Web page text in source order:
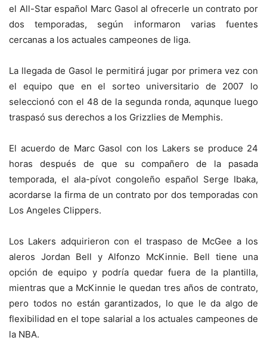
el All-Star español Marc Gasol al ofrecerle un contrato por
dos temporadas, según informaron varias fuentes
cercanas a los actuales campeones de liga.
La llegada de Gasol le permitirá jugar por primera vez con
el equipo que en el sorteo universitario de 2007 lo
seleccionó con el 48 de la segunda ronda, aqunque luego
traspasó sus derechos a los Grizzlies de Memphis.
El acuerdo de Marc Gasol con los Lakers se produce 24
horas después de que su compañero de la pasada
temporada, el ala-pívot congoleño español Serge Ibaka,
acordarse la firma de un contrato por dos temporadas con
Los Angeles Clippers.
Los Lakers adquirieron con el traspaso de McGee a los
aleros Jordan Bell y Alfonzo McKinnie. Bell tiene una
opción de equipo y podría quedar fuera de la plantilla,
mientras que a McKinnie le quedan tres años de contrato,
pero todos no están garantizados, lo que le da algo de
flexibilidad en el tope salarial a los actuales campeones de
la NBA.